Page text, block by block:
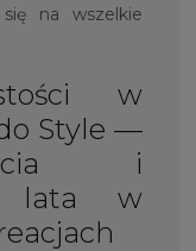
na wszelkie
w
Style —
i
lata w